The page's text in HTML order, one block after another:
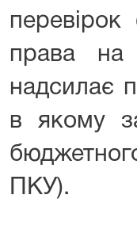
права на
надсилає
в якому
ПКУ).